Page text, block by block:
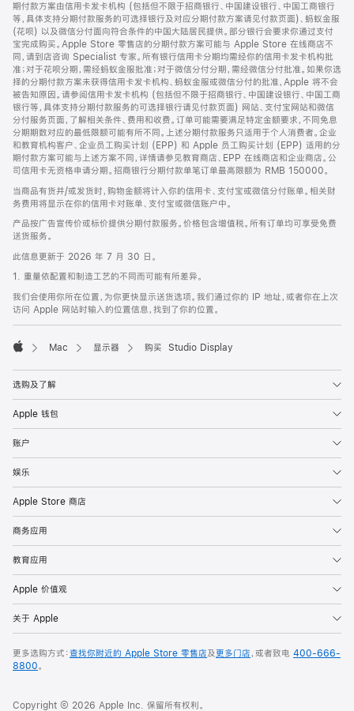
期付款方案由信用卡发卡机构 (包括但不限于招商银行、中国建设银行、中国工商银行
等，具体支持分期付款服务的可选择银行及对应分期付款方案请见付款页面)、蚂蚁金服
(花呗) 以及微信分付面向符合条件的中国大陆居民提供。部分银行会要求你通过支付
宝完成购买。Apple Store 零售店的分期付款方案可能与 Apple Store 在线商店不
同，请到店咨询 Specialist 专家。所有银行信用卡分期均需经你的信用卡发卡机构批
准；对于花呗分期，需经蚂蚁金服批准；对于微信分付分期，需经微信分付批准。如果你选
择的分期付款方案未获得信用卡发卡机构、蚂蚁金服或微信分付的批准，Apple 将不会
被告知原因。请参阅信用卡发卡机构 (包括但不限于招商银行、中国建设银行、中国工商
银行等，具体支持分期付款服务的可选择银行请见付款页面) 网站、支付宝网站和微信
分付服务页面，了解相关条件、费用和收费。订单可能需要满足特定金额要求，不同免息
分期期数对应的最低限额可能有所不同。上述分期付款服务只适用于个人消费者。企业
和教育机构客户、企业员工购买计划 (EPP) 和 Apple 员工购买计划 (EPP) 适用的分
期付款方案可能与上述方案不同，详情请参见教育商店、EPP 在线商店和企业商店。公
司信用卡无资格申请分期。招商银行分期付款单笔订单最高限额为 RMB 150000。
当商品有货并/或发货时，购物金额将计入你的信用卡、支付宝或微信分付账单。相关财
务费用将显示在你的信用卡对账单、支付宝或微信账户中。
产品按广告宣传价或标价提供分期付款服务。价格包含增值税。所有订单均可享受免费
送货服务。
此信息更新于 2026 年 7 月 30 日。
1. 重量依配置和制造工艺的不同而可能有所差异。
我们会使用你所在位置，为你更快显示送货选项。我们通过你的 IP 地址，或者你在上次
访问 Apple 网站时输入的位置信息，找到了你的位置。
Mac 显示器 购买 Studio Display
选购及了解
Apple 钱包
账户
娱乐
Apple Store 商店
商务应用
教育应用
Apple 价值观
关于 Apple
更多选购方式：查找你附近的 Apple Store 零售店及更多门店，或者致电 400-666-
8800。
Copyright © 2026 Apple Inc. 保留所有权利。